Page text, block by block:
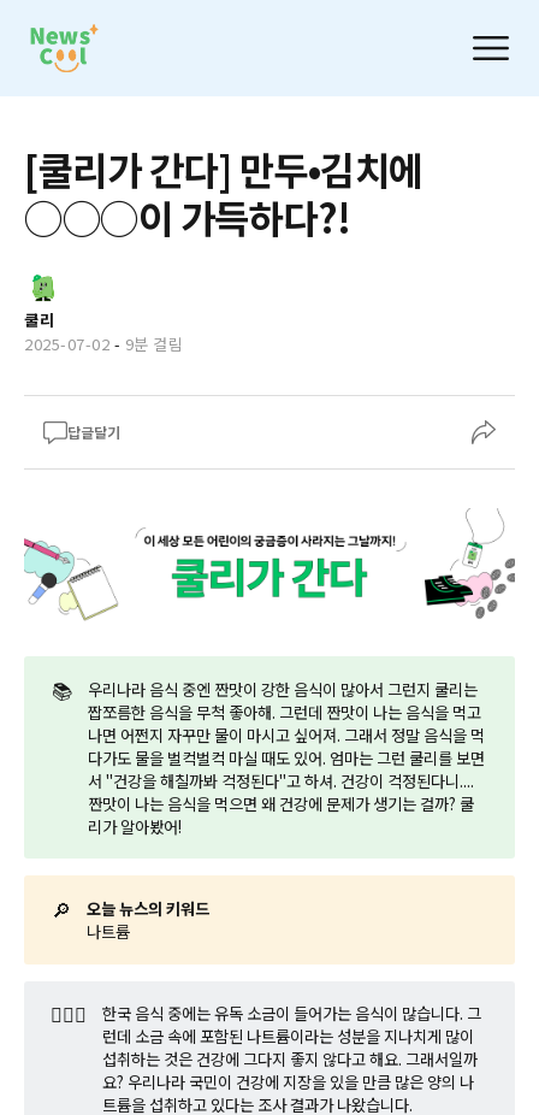
[쿨리가 간다] 만두•김치에
◯◯◯이 가득하다?!
쿨리
2025-07-02 - 9분 걸림
답글달기
📚
우리나라 음식 중엔 짠맛이 강한 음식이 많아서 그런지 쿨리는
짭쪼름한 음식을 무척 좋아해. 그런데 짠맛이 나는 음식을 먹고
나면 어쩐지 자꾸만 물이 마시고 싶어져. 그래서 정말 음식을 먹
다가도 물을 벌컥벌컥 마실 때도 있어. 엄마는 그런 쿨리를 보면
서 "건강을 해칠까봐 걱정된다"고 하셔. 건강이 걱정된다니....
짠맛이 나는 음식을 먹으면 왜 건강에 문제가 생기는 걸까? 쿨
리가 알아봤어!
🔎
오늘 뉴스의 키워드
나트륨
🤷🏼‍♂️
한국 음식 중에는 유독 소금이 들어가는 음식이 많습니다. 그
런데 소금 속에 포함된 나트륨이라는 성분을 지나치게 많이
섭취하는 것은 건강에 그다지 좋지 않다고 해요. 그래서일까
요? 우리나라 국민이 건강에 지장을 있을 만큼 많은 양의 나
트륨을 섭취하고 있다는 조사 결과가 나왔습니다.